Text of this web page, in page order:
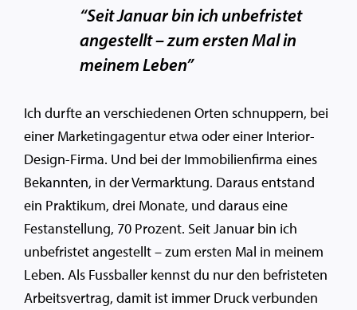
“Seit Januar bin ich unbefristet
angestellt – zum ersten Mal in
meinem Leben”
Ich durfte an verschiedenen Orten schnuppern, bei
einer Marketingagentur etwa oder einer Interior-
Design-Firma. Und bei der Immobilienfirma eines
Bekannten, in der Vermarktung. Daraus entstand
ein Praktikum, drei Monate, und daraus eine
Festanstellung, 70 Prozent. Seit Januar bin ich
unbefristet angestellt – zum ersten Mal in meinem
Leben. Als Fussballer kennst du nur den befristeten
Arbeitsvertrag, damit ist immer Druck verbunden